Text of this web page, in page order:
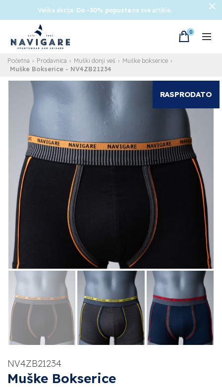
0
RASPRODATO
Početna Prodavnica Muški donji veš Muške bokserice
Muške Bokserice - NV4ZB21234
NV4ZB21234
Muške Bokserice
Velika akcija: Do -30% popusta na sve artikle.